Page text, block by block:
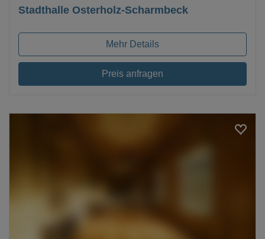
Stadthalle Osterholz-Scharmbeck
Mehr Details
Preis anfragen